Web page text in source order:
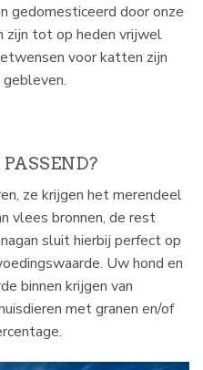
gedomesticeerd door onze
zijn tot op heden vrijwel
voor katten zijn
ze krijgen het merendeel
vlees bronnen, de rest
sluit hierbij perfect op
Uw hond en
binnen krijgen van
met granen en/of